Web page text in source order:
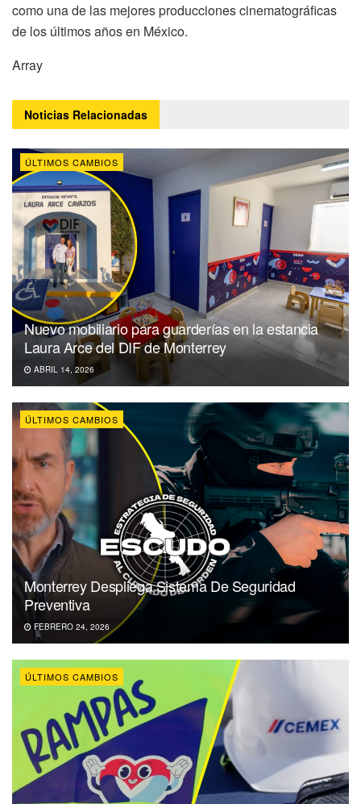
como una de las mejores producciones cinematográficas
de los últimos años en México.
Array
Noticias Relacionadas
ÚLTIMOS CAMBIOS
Nuevo mobiliario para guarderías en la estancia
Laura Arce del DIF de Monterrey
ABRIL 14, 2026
ÚLTIMOS CAMBIOS
Monterrey Despliega Sistema De Seguridad
Preventiva
FEBRERO 24, 2026
ÚLTIMOS CAMBIOS